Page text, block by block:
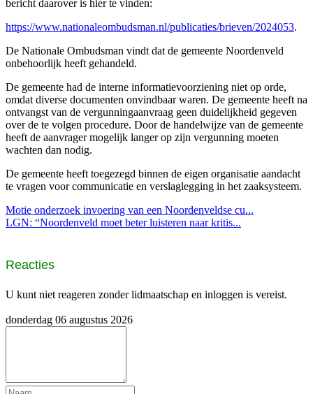
bericht daarover is hier te vinden:
https://www.nationaleombudsman.nl/publicaties/brieven/2024053.
De Nationale Ombudsman vindt dat de gemeente Noordenveld
onbehoorlijk heeft gehandeld.
De gemeente had de interne informatievoorziening niet op orde,
omdat diverse documenten onvindbaar waren. De gemeente heeft na
ontvangst van de vergunningaanvraag geen duidelijkheid gegeven
over de te volgen procedure. Door de handelwijze van de gemeente
heeft de aanvrager mogelijk langer op zijn vergunning moeten
wachten dan nodig.
De gemeente heeft toegezegd binnen de eigen organisatie aandacht
te vragen voor communicatie en verslaglegging in het zaaksysteem.
Motie onderzoek invoering van een Noordenveldse cu...
LGN: “Noordenveld moet beter luisteren naar kritis...
Reacties
U kunt niet reageren zonder lidmaatschap en inloggen is vereist.
donderdag 06 augustus 2026